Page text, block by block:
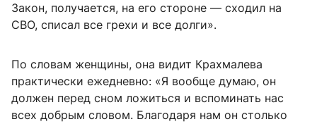
Закон, получается, на его стороне — сходил на
СВО, списал все грехи и все долги».
По словам женщины, она видит Крахмалева
практически ежедневно: «Я вообще думаю, он
должен перед сном ложиться и вспоминать нас
всех добрым словом. Благодаря нам он столько